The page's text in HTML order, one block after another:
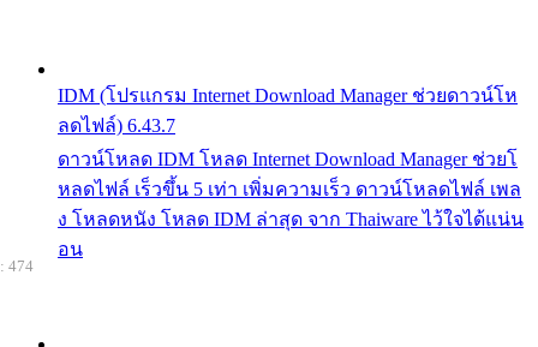
IDM (โปรแกรม Internet Download Manager ช่วยดาวน์โห
ลดไฟล์) 6.43.7
ดาวน์โหลด IDM โหลด Internet Download Manager ช่วยโ
หลดไฟล์ เร็วขึ้น 5 เท่า เพิ่มความเร็ว ดาวน์โหลดไฟล์ เพล
ง โหลดหนัง โหลด IDM ล่าสุด จาก Thaiware ไว้ใจได้แน่น
อน
474